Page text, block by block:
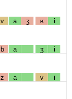
v a ʒ ʁ i
b a ʒ i
z a v i